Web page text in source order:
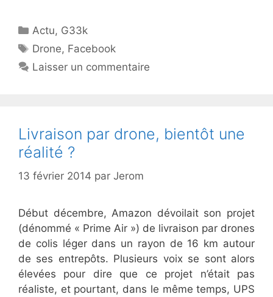
Catégories
Actu, G33k
Étiquettes
Drone, Facebook
Laisser un commentaire
Livraison par drone, bientôt une
réalité ?
13 février 2014 par Jerom
Début décembre, Amazon dévoilait son projet
(dénommé « Prime Air ») de livraison par drones
de colis léger dans un rayon de 16 km autour
de ses entrepôts. Plusieurs voix se sont alors
élevées pour dire que ce projet n’était pas
réaliste, et pourtant, dans le même temps, UPS